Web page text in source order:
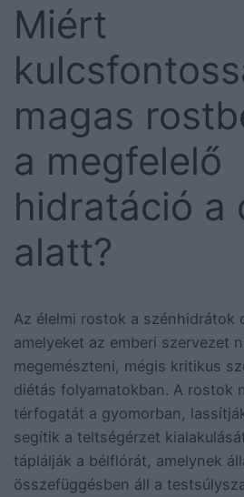
Miért
magas
a megfelelő
hidratáció a
alatt?
Az élelmi rostok a szénhidrátok
amelyeket az emberi szervezet
megemészteni, mégis kritikus
diétás folyamatokban. A rostok
térfogatát a gyomorban,
segítik a teltségérzet
táplálják a bélflórát, amelynek
összefüggésben áll a